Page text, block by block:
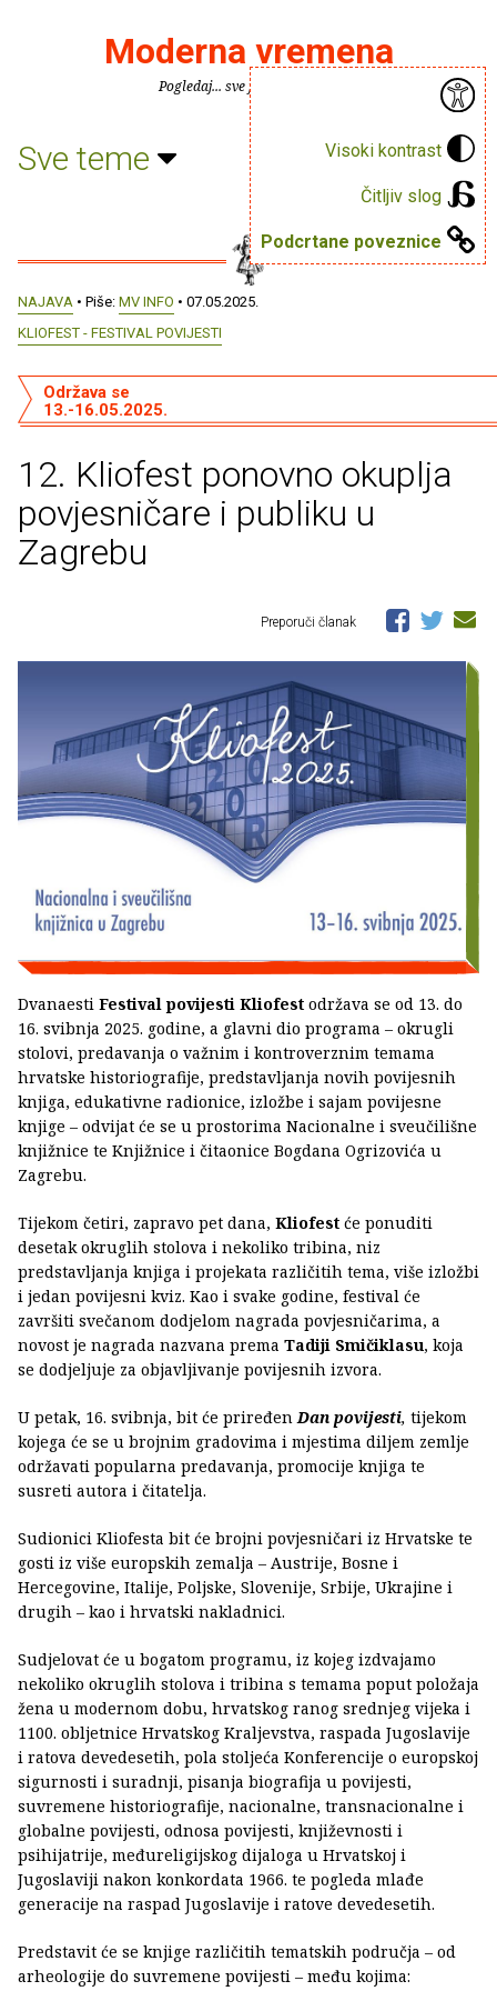
Visoki kontrast
Čitljiv slog
Podcrtane poveznice
Moderna vremena
Pogledaj... sve je puno knjiga.
Sve teme
NAJAVA • Piše: MV INFO • 07.05.2025.
KLIOFEST - FESTIVAL POVIJESTI
12. Kliofest ponovno okuplja
povjesničare i publiku u
Zagrebu
Održava se
13.-16.05.2025.
Preporuči članak
Dvanaesti Festival povijesti Kliofest održava se od 13. do
16. svibnja 2025. godine, a glavni dio programa – okrugli
stolovi, predavanja o važnim i kontroverznim temama
hrvatske historiografije, predstavljanja novih povijesnih
knjiga, edukativne radionice, izložbe i sajam povijesne
knjige – odvijat će se u prostorima Nacionalne i sveučilišne
knjižnice te Knjižnice i čitaonice Bogdana Ogrizovića u
Zagrebu.
Tijekom četiri, zapravo pet dana, Kliofest će ponuditi
desetak okruglih stolova i nekoliko tribina, niz
predstavljanja knjiga i projekata različitih tema, više izložbi
i jedan povijesni kviz. Kao i svake godine, festival će
završiti svečanom dodjelom nagrada povjesničarima, a
novost je nagrada nazvana prema Tadiji Smičiklasu, koja
se dodjeljuje za objavljivanje povijesnih izvora.
U petak, 16. svibnja, bit će priređen Dan povijesti, tijekom
kojega će se u brojnim gradovima i mjestima diljem zemlje
održavati popularna predavanja, promocije knjiga te
susreti autora i čitatelja.
Sudionici Kliofesta bit će brojni povjesničari iz Hrvatske te
gosti iz više europskih zemalja – Austrije, Bosne i
Hercegovine, Italije, Poljske, Slovenije, Srbije, Ukrajine i
drugih – kao i hrvatski nakladnici.
Sudjelovat će u bogatom programu, iz kojeg izdvajamo
nekoliko okruglih stolova i tribina s temama poput položaja
žena u modernom dobu, hrvatskog ranog srednjeg vijeka i
1100. obljetnice Hrvatskog Kraljevstva, raspada Jugoslavije
i ratova devedesetih, pola stoljeća Konferencije o europskoj
sigurnosti i suradnji, pisanja biografija u povijesti,
suvremene historiografije, nacionalne, transnacionalne i
globalne povijesti, odnosa povijesti, književnosti i
psihijatrije, međureligijskog dijaloga u Hrvatskoj i
Jugoslaviji nakon konkordata 1966. te pogleda mlađe
generacije na raspad Jugoslavije i ratove devedesetih.
Predstavit će se knjige različitih tematskih područja – od
arheologije do suvremene povijesti – među kojima: